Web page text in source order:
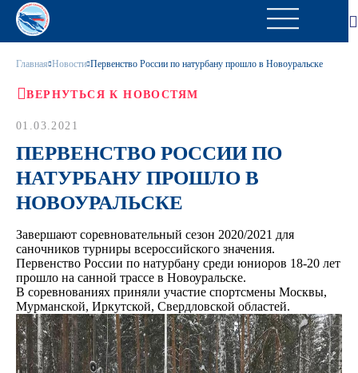
Главная Новости Первенство России по натурбану прошло в Новоуральске
ВЕРНУТЬСЯ К НОВОСТЯМ
01.03.2021
ПЕРВЕНСТВО РОССИИ ПО
НАТУРБАНУ ПРОШЛО В
НОВОУРАЛЬСКЕ
Завершают соревновательный сезон 2020/2021 для
саночников турниры всероссийского значения.
Первенство России по натурбану среди юниоров 18-20 лет
прошло на санной трассе в Новоуральске.
В соревнованиях приняли участие спортсмены Москвы,
Мурманской, Иркутской, Свердловской областей.